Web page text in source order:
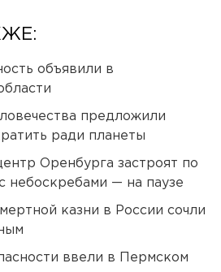
объявили в
предложили
ради планеты
Оренбурга застроят по
небоскребами — на паузе
казни в России сочли
ввели в Пермском